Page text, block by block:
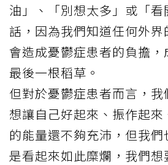
油」、「別想太多」或「
話，因為我們知道任何外界
會造成憂鬱症患者的負擔
最後一根稻草。
但對於憂鬱症患者而言，
想讓自己好起來、振作起
的能量還不夠充沛，但我
是看起來如此糜爛，我們想